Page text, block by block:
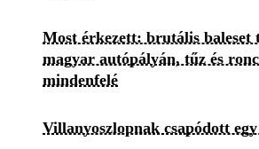
Most érkezett: brutális baleset
magyar autópályán, tűz és
mindenfelé
Villanyoszlopnak csapódott